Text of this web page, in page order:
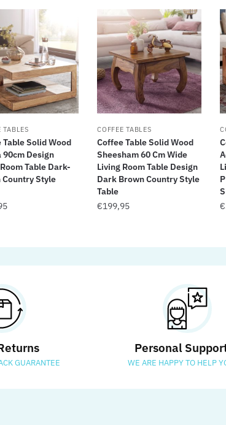
TABLES
Table Solid Wood
90cm Design
Table Dark-
Country Style
COFFEE TABLES
Coffee Table Solid Wood
Sheesham 60 Cm Wide
Living Room Table Design
Dark Brown Country Style
Table
€199,95
€
GUARANTEE
Personal
WE ARE HAPPY TO HELP